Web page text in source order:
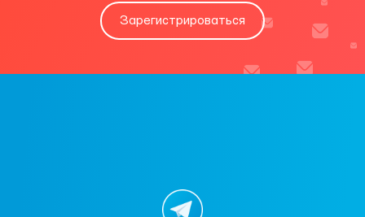
Зарегистрироваться